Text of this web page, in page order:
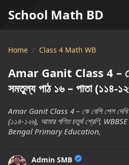
School Math BD
Home Class 4 Math WB
Amar Ganit Class 4 – কে
সমতুল্য পাঠ ১৬ – পাতা (১১৪-
Amar Ganit Class 4 – কে বেশি পেল দেখি
(১১৪-১২৬), আমার গণিত চতুর্থ শ্রেণি,
Bengal Primary Education,
Admin SMB